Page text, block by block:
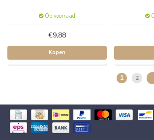
Op voorraad
€9,88
Kopen
1 2